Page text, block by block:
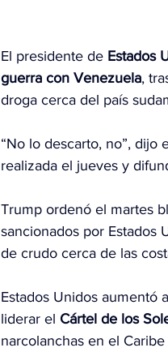
El presidente de Estados
guerra con Venezuela,
droga cerca del país
“No lo descarto, no”, dijo
realizada el jueves y
Trump ordenó el martes
sancionados por Estados
de crudo cerca de las
Estados Unidos aumentó
liderar el Cártel de los
narcolanchas en el